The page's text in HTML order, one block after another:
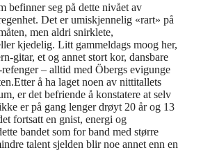
befinner seg på dette nivået av
Det er umiskjennelig «rart» på
men aldri snirklete,
kjedelig. Litt gammeldags moog her,
gitar, et og annet stort kor, dansbare
– alltid med Öbergs evigunge
å ha laget noen av nittitallets
er det befriende å konstatere at selv
er på gang lenger drøyt 20 år og 13
fortsatt en gnist, energi og
bandet som for band med større
talent sjelden blir noe annet enn en